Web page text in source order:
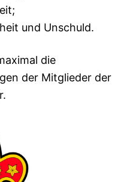
und Unschuld.
die
der Mitglieder der